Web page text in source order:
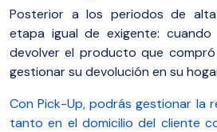
Posterior a los periodos de alta
etapa igual de exigente:
devolver el producto que
gestionar su devolución en su
Con Pick-Up, podrás gestionar la
tanto en el domicilio del cliente